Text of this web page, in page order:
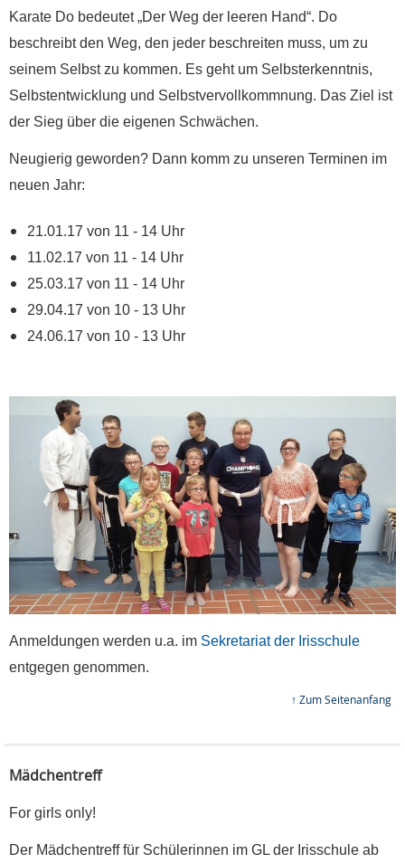
Karate Do bedeutet „Der Weg der leeren Hand“. Do
beschreibt den Weg, den jeder beschreiten muss, um zu
seinem Selbst zu kommen. Es geht um Selbsterkenntnis,
Selbstentwicklung und Selbstvervollkommnung. Das Ziel ist
der Sieg über die eigenen Schwächen.
Neugierig geworden? Dann komm zu unseren Terminen im
neuen Jahr:
21.01.17 von 11 - 14 Uhr
11.02.17 von 11 - 14 Uhr
25.03.17 von 11 - 14 Uhr
29.04.17 von 10 - 13 Uhr
24.06.17 von 10 - 13 Uhr
Anmeldungen werden u.a. im Sekretariat der Irisschule
entgegen genommen.
↑ Zum Seitenanfang
Mädchentreff
For girls only!
Der Mädchentreff für Schülerinnen im GL der Irisschule ab